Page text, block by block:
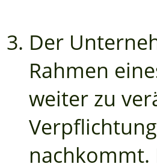
Der
Rahmen
weiter zu
nachkommt.